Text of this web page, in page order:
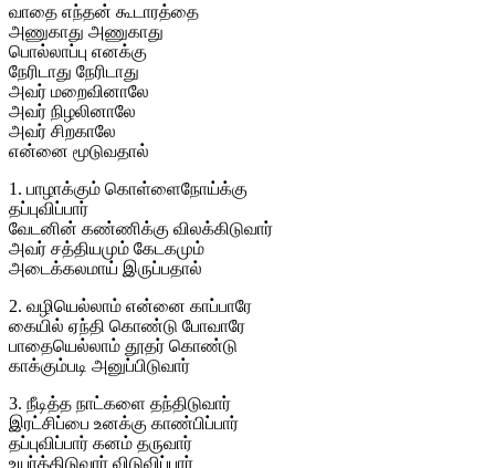
வாதை எந்தன் கூடாரத்தை
அணுகாது அணுகாது
பொல்லாப்பு எனக்கு
நேரிடாது நேரிடாது
அவர் மறைவினாலே
அவர் நிழலினாலே
அவர் சிறகாலே
என்னை மூடுவதால்
1. பாழாக்கும் கொள்ளைநோய்க்கு
தப்புவிப்பார்
வேடனின் கண்ணிக்கு விலக்கிடுவார்
அவர் சத்தியமும் கேடகமும்
அடைக்கலமாய் இருப்பதால்
2. வழியெல்லாம் என்னை காப்பாரே
கையில் ஏந்தி கொண்டு போவாரே
பாதையெல்லாம் தூதர் கொண்டு
காக்கும்படி அனுப்பிடுவார்
3. நீடித்த நாட்களை தந்திடுவார்
இரட்சிப்பை உனக்கு காண்பிப்பார்
தப்புவிப்பார் கனம் தருவார்
உயர்த்திடுவார் விடுவிப்பார்